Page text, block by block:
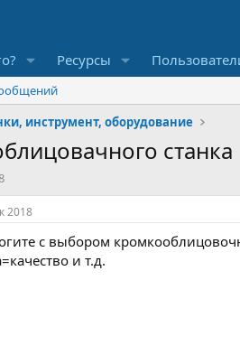
Ресурсы
инструмент, оборудование
станка
2018
с выбором
и т.д.